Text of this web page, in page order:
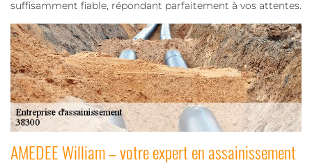
suffisamment fiable, répondant parfaitement à vos attentes.
AMEDEE William – votre expert en assainissement